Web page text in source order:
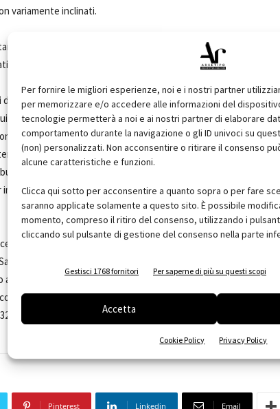
Per fornire le migliori esperienze, noi e i nostri partner
per memorizzare e/o accedere alle informazioni del
tecnologie permetterà a noi e ai nostri partner di elaborare
comportamento durante la navigazione o gli ID univoci su
(non) personalizzati. Non acconsentire o ritirare il consenso
alcune caratteristiche e funzioni.
Clicca qui sotto per acconsentire a quanto sopra o per fare
saranno applicate solamente a questo sito. È possibile
momento, compreso il ritiro del consenso, utilizzando i
cliccando sul pulsante di gestione del consenso nella parte
Gestisci 1768 fornitori Per saperne di più su questi scopi
Accetta
Cookie Policy Privacy Policy
variamente inclinati.
sottoposti a sforzi di compressione, e da due tiranti, avvolti
dietro le superfici a specchio, che riflettono gli elementi e la
cinque dimensioni. La decisione di bucare la scatola risponde
a diminuire il peso della struttura e a creare una
le travi reticolari. Il vento, passando attraverso i fori, esercita
porta una leggera brezza, confortevole
filtra una luce che stempera l'ombra sotto le pensiline. I
all'acqua di bagnare le persone in attesa del tram nelle
della nuova linea, che occupa i vecchi binari del treno
Juan. La costruzione della fermata ha rappresentato un modo
città, trasformando la rotonda in un luogo pubblico: un
concepito per evitare che i percorsi intercettassero gli alberi
diversi modi di raggiungere le pensiline.
Pinterest Linkedin Email